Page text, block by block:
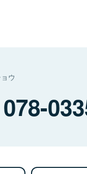
ウ
078-